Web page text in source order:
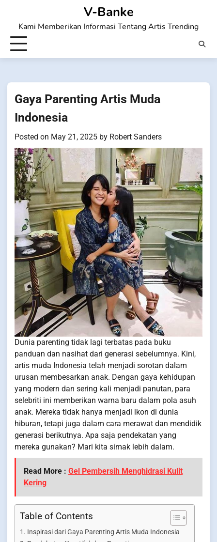
content
V-Banke
Kami Memberikan Informasi Tentang Artis Trending
Gaya Parenting Artis Muda
Indonesia
Posted on May 21, 2025 by Robert Sanders
Dunia parenting tidak lagi terbatas pada buku
panduan dan nasihat dari generasi sebelumnya. Kini,
artis muda Indonesia telah menjadi sorotan dalam
urusan membesarkan anak. Dengan gaya kehidupan
yang modern dan sering kali menjadi panutan, para
selebriti ini memberikan warna baru dalam pola asuh
anak. Mereka tidak hanya menjadi ikon di dunia
hiburan, tetapi juga dalam cara merawat dan mendidik
generasi berikutnya. Apa saja pendekatan yang
mereka gunakan? Mari kita simak lebih dalam.
Read More : Gel Pembersih Menghidrasi Kulit
Kering
Table of Contents
Inspirasi dari Gaya Parenting Artis Muda Indonesia